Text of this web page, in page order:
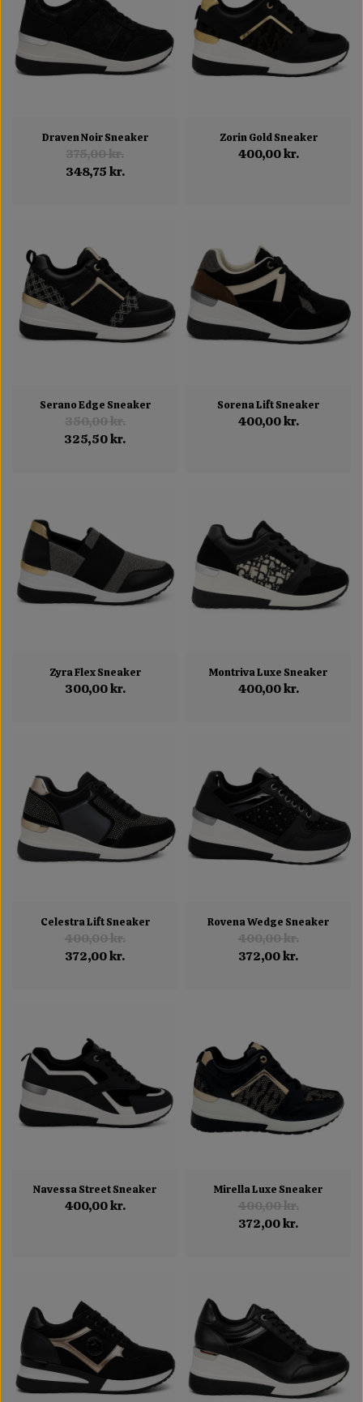
Draven Noir Sneaker
375,00 kr.
348,75 kr.
Zorin Gold Sneaker
400,00 kr.
Serano Edge Sneaker
350,00 kr.
325,50 kr.
Sorena Lift Sneaker
400,00 kr.
Zyra Flex Sneaker
300,00 kr.
Montriva Luxe Sneaker
400,00 kr.
Celestra Lift Sneaker
400,00 kr.
372,00 kr.
Rovena Wedge Sneaker
400,00 kr.
372,00 kr.
Navessa Street Sneaker
400,00 kr.
Mirella Luxe Sneaker
400,00 kr.
372,00 kr.